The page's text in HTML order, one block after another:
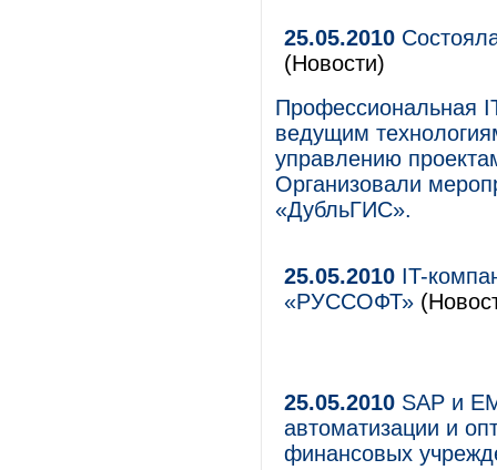
25.05.2010
(Новости)
Профессиональная
ведущим
управлению
Организовали
«ДубльГИС».
25.05.2010 IT-
«РУССОФТ»
25.05.2010 SAP и
автоматизации и
финансовых